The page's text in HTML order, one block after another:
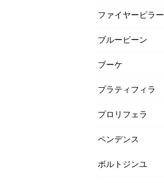
ファイヤーピラー
ブルービーン
ブーケ
プラティフィラ
プロリフェラ
ペンデンス
ボルトジンユ